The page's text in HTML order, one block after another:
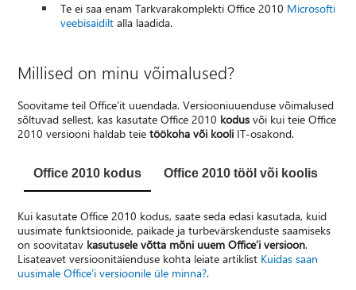
Te ei saa enam Tarkvarakomplekti Office 2010 Microsofti
veebisaidilt alla laadida.
Millised on minu võimalused?
Soovitame teil Office’it uuendada. Versiooniuuenduse võimalused
sõltuvad sellest, kas kasutate Office 2010 kodus või kui teie Office
2010 versiooni haldab teietöökoha või kooli IT-osakond.
Office 2010 kodus Office 2010 tööl või koolis
Kui kasutate Office 2010 kodus, saate seda edasi kasutada, kuid
uusimate funktsioonide, paikade ja turbevärskenduste saamiseks
on soovitatav kasutusele võtta mõni uuem Office’i versioon.
Lisateavet versioonitäienduse kohta leiate artiklist Kuidas saan
uusimale Office’i versioonile üle minna?.